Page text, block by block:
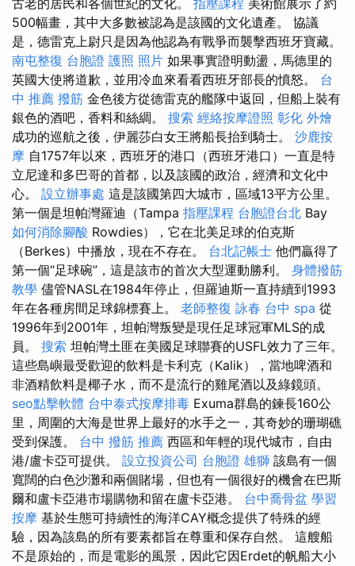
古老的居民和各個世紀的文化。 指壓課程 美術館展示了約
500幅畫，其中大多數被認為是該國的文化遺產。 協議
是，德雷克上尉只是因為他認為有戰爭而襲擊西班牙寶藏。
南屯整復 台胞證 護照 照片 如果事實證明動盪，馬德里的
英國大使將道歉，並用冷血來看看西班牙部長的憤怒。 台
中 推薦 撥筋 金色後方從德雷克的艦隊中返回，但船上裝有
銀色的酒吧，香料和絲綢。 搜索 經絡按摩證照 彰化 外燴
成功的巡航之後，伊麗莎白女王將船長抬到騎士。 沙鹿按
摩 自1757年以來，西班牙的港口（西班牙港口）一直是特
立尼達和多巴哥的首都，以及該國的政治，經濟和文化中
心。 設立辦事處 這是該國第四大城市，區域13平方公里。
第一個是坦帕灣羅迪（Tampa 指壓課程 台胞證台北 Bay
如何消除腳酸 Rowdies），它在北美足球的伯克斯
（Berkes）中播放，現在不存在。 台北記帳士 他們贏得了
第一個“足球碗”，這是該市的首次大型運動勝利。 身體撥筋
教學 儘管NASL在1984年停止，但羅迪斯一直持續到1993
年在各種房間足球錦標賽上。 老師整復 詠春 台中 spa 從
1996年到2001年，坦帕灣叛變是現任足球冠軍MLS的成
員。 搜索 坦帕灣土匪在美國足球聯賽的USFL效力了三年。
這些島嶼最受歡迎的飲料是卡利克（Kalik），當地啤酒和
非酒精飲料是椰子水，而不是流行的雞尾酒以及綠鏡頭。
seo點擊軟體 台中泰式按摩排毒 Exuma群島的鍊長160公
里，周圍的大海是世界上最好的水手之一，其奇妙的珊瑚礁
受到保護。 台中 撥筋 推薦 西區和年輕的現代城市，自由
港/盧卡亞可提供。 設立投資公司 台胞證 雄獅 該島有一個
寬闊的白色沙灘和兩個賭場，但也有一個很好的機會在巴斯
爾和盧卡亞港市場購物和留在盧卡亞港。 台中喬骨盆 學習
按摩 基於生態可持續性的海洋CAY概念提供了特殊的經
驗，因為該島的所有要素都旨在尊重和保存自然。 這艘船
不是原始的，而是電影的風景，因此它因Erdet的帆船大小